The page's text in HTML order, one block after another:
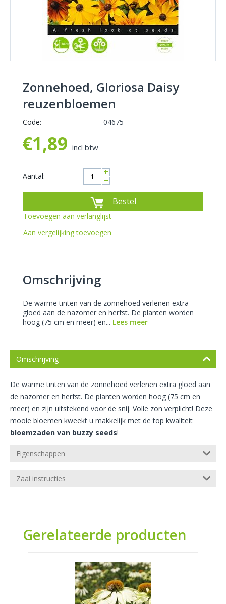
Zonnehoed, Gloriosa Daisy
reuzenbloemen
Code: 04675
€1,89 incl btw
Aantal: +
−
Bestel
Toevoegen aan verlanglijst
Aan vergelijking toevoegen
Omschrijving
De warme tinten van de zonnehoed verlenen extra
gloed aan de nazomer en herfst. De planten worden
hoog (75 cm en meer) en... Lees meer
Omschrijving
De warme tinten van de zonnehoed verlenen extra gloed aan
de nazomer en herfst. De planten worden hoog (75 cm en
meer) en zijn uitstekend voor de snij. Volle zon verplicht! Deze
mooie bloemen kweekt u makkelijk met de top kwaliteit
bloemzaden van buzzy seeds!
Eigenschappen
Zaai instructies
Gerelateerde producten